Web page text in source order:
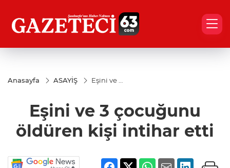
Anasayfa ASAYİŞ
Eşini ve 3
kişi
intihar
Eşini ve 3 çocuğunu
öldüren kişi intihar etti